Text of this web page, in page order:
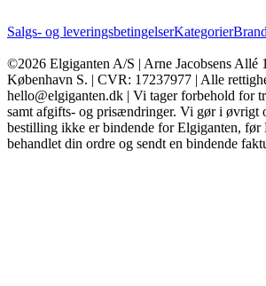
Salgs- og leveringsbetingelserKategorier
©2026 Elgiganten A/S | Arne Jacobsens Allé
København S. | CVR: 17237977 | Alle
hello@elgiganten.dk | Vi tager forbehold for
samt afgifts- og prisændringer. Vi gør i øvrigt
bestilling ikke er bindende for Elgiganten, før
behandlet din ordre og sendt en bindende